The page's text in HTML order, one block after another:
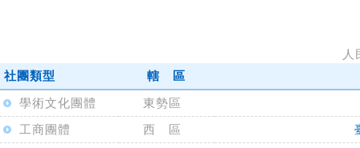
社團類型
轄 區
學術文化團體
東勢區
工商團體
西 區